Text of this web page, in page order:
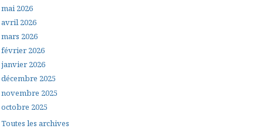
mai 2026
avril 2026
mars 2026
février 2026
janvier 2026
décembre 2025
novembre 2025
octobre 2025
Toutes les archives